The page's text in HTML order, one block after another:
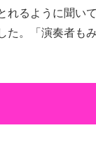
るように聞い
。「演奏者も